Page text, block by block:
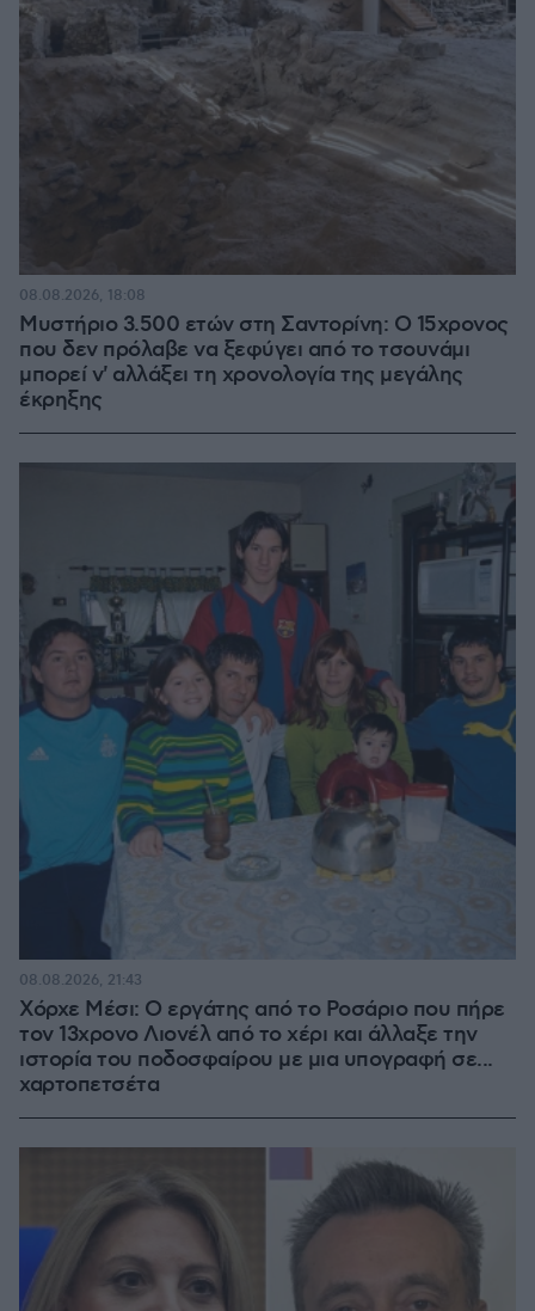
Μυστήριο 3.500 ετών στη Σαντορίνη: Ο 15χρονος
που δεν πρόλαβε να ξεφύγει από το τσουνάμι
μπορεί ν' αλλάξει τη χρονολογία της μεγάλης
έκρηξης
08.08.2026, 18:08
Χόρχε Μέσι: Ο εργάτης από το Ροσάριο που πήρε
τον 13χρονο Λιονέλ από το χέρι και άλλαξε την
ιστορία του ποδοσφαίρου με μια υπογραφή σε...
χαρτοπετσέτα
08.08.2026, 21:43